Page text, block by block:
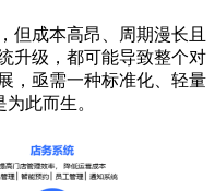
但成本高昂、周期漫长且
升级，都可能导致整个对
，亟需一种标准化、轻量
为此而生。